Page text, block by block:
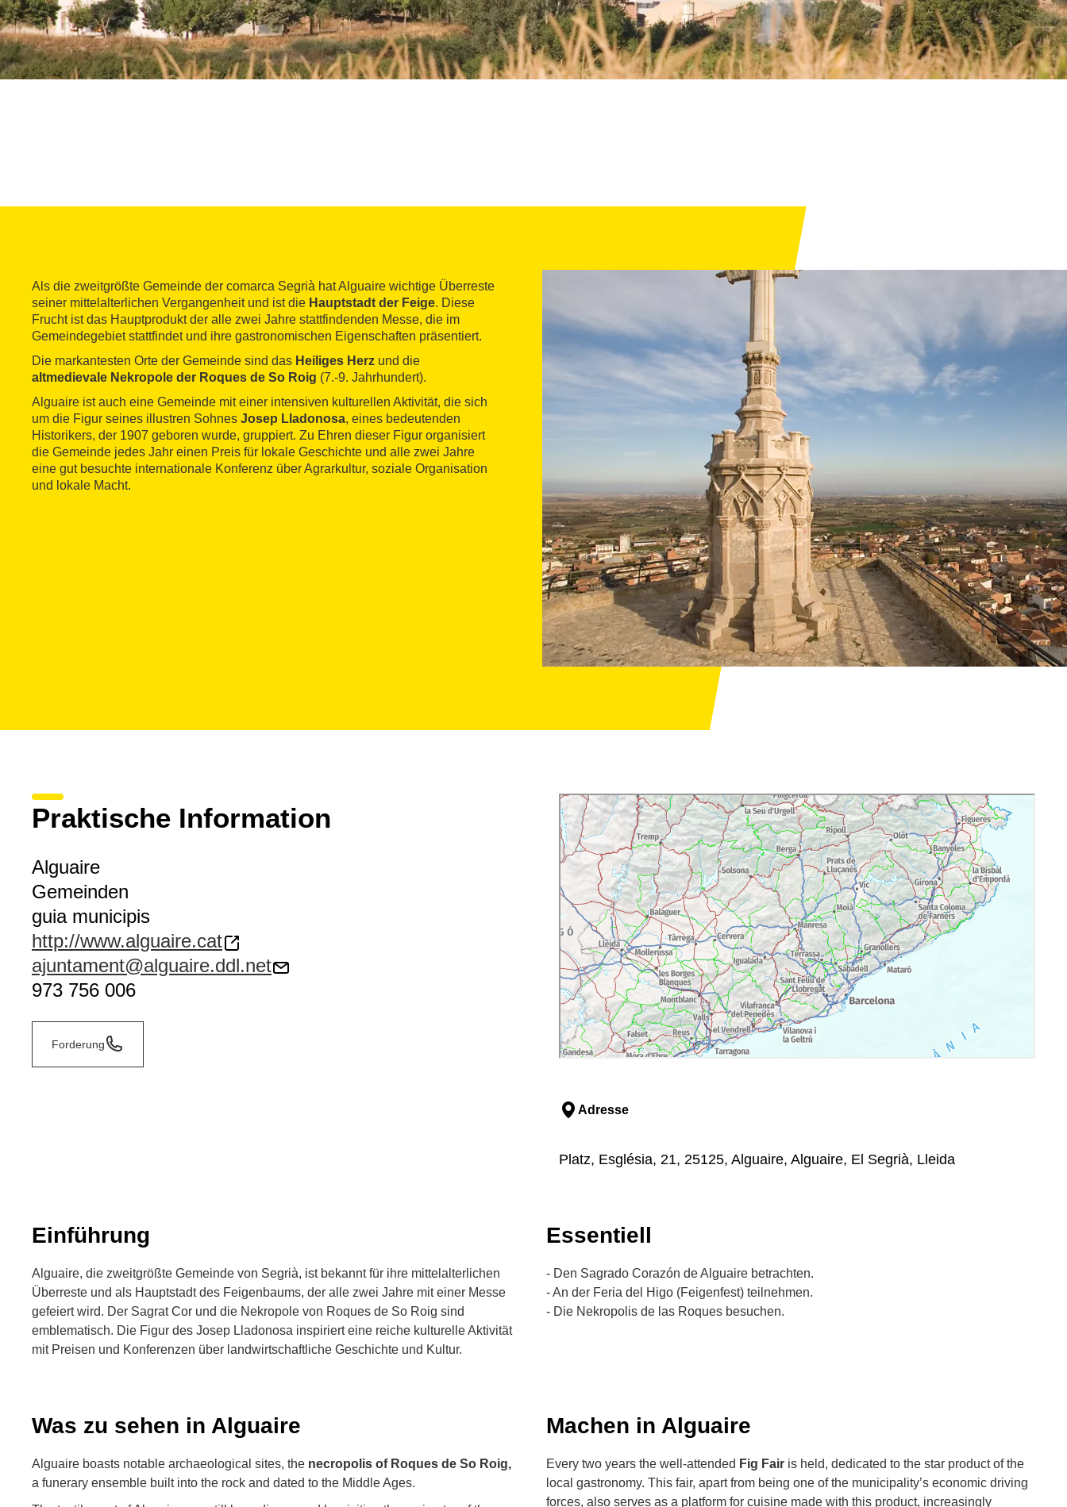
Als die zweitgrößte Gemeinde der comarca Segrià hat Alguaire wichtige Überreste
seiner mittelalterlichen Vergangenheit und ist die Hauptstadt der Feige. Diese
Frucht ist das Hauptprodukt der alle zwei Jahre stattfindenden Messe, die im
Gemeindegebiet stattfindet und ihre gastronomischen Eigenschaften präsentiert.
Die markantesten Orte der Gemeinde sind das Heiliges Herz und die
altmedievale Nekropole der Roques de So Roig (7.-9. Jahrhundert).
Alguaire ist auch eine Gemeinde mit einer intensiven kulturellen Aktivität, die sich
um die Figur seines illustren Sohnes Josep Lladonosa, eines bedeutenden
Historikers, der 1907 geboren wurde, gruppiert. Zu Ehren dieser Figur organisiert
die Gemeinde jedes Jahr einen Preis für lokale Geschichte und alle zwei Jahre
eine gut besuchte internationale Konferenz über Agrarkultur, soziale Organisation
und lokale Macht.
Praktische Information
Alguaire
Gemeinden
guia municipis
http://www.alguaire.cat
ajuntament@alguaire.ddl.net
973 756 006
Forderung
Adresse
Platz, Església, 21, 25125, Alguaire, Alguaire, El Segrià, Lleida
Einführung
Alguaire, die zweitgrößte Gemeinde von Segrià, ist bekannt für ihre mittelalterlichen
Überreste und als Hauptstadt des Feigenbaums, der alle zwei Jahre mit einer Messe
gefeiert wird. Der Sagrat Cor und die Nekropole von Roques de So Roig sind
emblematisch. Die Figur des Josep Lladonosa inspiriert eine reiche kulturelle Aktivität
mit Preisen und Konferenzen über landwirtschaftliche Geschichte und Kultur.
Essentiell
- Den Sagrado Corazón de Alguaire betrachten.
- An der Feria del Higo (Feigenfest) teilnehmen.
- Die Nekropolis de las Roques besuchen.
Was zu sehen in Alguaire
Alguaire boasts notable archaeological sites, the necropolis of Roques de So Roig,
a funerary ensemble built into the rock and dated to the Middle Ages.
Machen in Alguaire
Every two years the well-attended Fig Fair is held, dedicated to the star product of the
local gastronomy. This fair, apart from being one of the municipality’s economic driving
forces, also serves as a platform for cuisine made with this product, increasingly